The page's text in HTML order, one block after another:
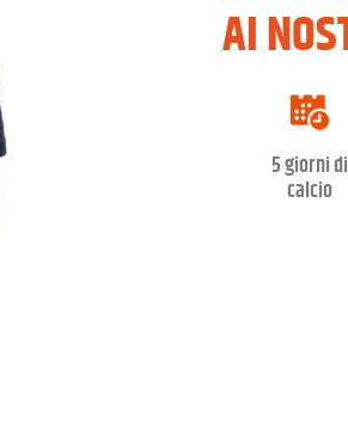
AI
5 giorni di
calcio